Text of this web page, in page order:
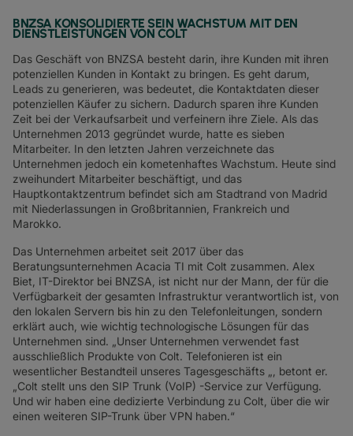
BNZSA KONSOLIDIERTE SEIN WACHSTUM MIT DEN
DIENSTLEISTUNGEN VON COLT
Das Geschäft von BNZSA besteht darin, ihre Kunden mit ihren
potenziellen Kunden in Kontakt zu bringen. Es geht darum,
Leads zu generieren, was bedeutet, die Kontaktdaten dieser
potenziellen Käufer zu sichern. Dadurch sparen ihre Kunden
Zeit bei der Verkaufsarbeit und verfeinern ihre Ziele. Als das
Unternehmen 2013 gegründet wurde, hatte es sieben
Mitarbeiter. In den letzten Jahren verzeichnete das
Unternehmen jedoch ein kometenhaftes Wachstum. Heute sind
zweihundert Mitarbeiter beschäftigt, und das
Hauptkontaktzentrum befindet sich am Stadtrand von Madrid
mit Niederlassungen in Großbritannien, Frankreich und
Marokko.
Das Unternehmen arbeitet seit 2017 über das
Beratungsunternehmen Acacia TI mit Colt zusammen. Alex
Biet, IT-Direktor bei BNZSA, ist nicht nur der Mann, der für die
Verfügbarkeit der gesamten Infrastruktur verantwortlich ist, von
den lokalen Servern bis hin zu den Telefonleitungen, sondern
erklärt auch, wie wichtig technologische Lösungen für das
Unternehmen sind. „Unser Unternehmen verwendet fast
ausschließlich Produkte von Colt. Telefonieren ist ein
wesentlicher Bestandteil unseres Tagesgeschäfts „, betont er.
„Colt stellt uns den SIP Trunk (VoIP) -Service zur Verfügung.
Und wir haben eine dedizierte Verbindung zu Colt, über die wir
einen weiteren SIP-Trunk über VPN haben.“